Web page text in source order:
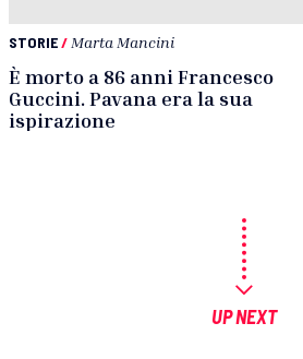
STORIE/ Marta Mancini
È morto a 86 anni Francesco
Guccini. Pavana era la sua
ispirazione
UP NEXT